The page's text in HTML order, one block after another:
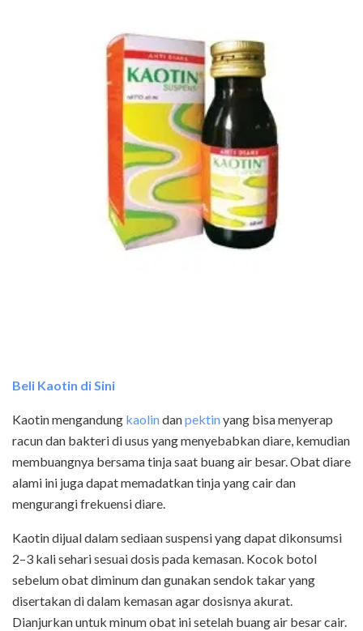
Beli Kaotin di Sini
Kaotin mengandung kaolindanpektinyang bisa menyerap
racun dan bakteri di usus yang menyebabkan diare, kemudian
membuangnya bersama tinja saat buang air besar. Obat diare
alami ini juga dapat memadatkan tinja yang cair dan
mengurangi frekuensi diare.
Kaotin dijual dalam sediaan suspensi yang dapat dikonsumsi
2–3 kali sehari sesuai dosis pada kemasan. Kocok botol
sebelum obat diminum dan gunakan sendok takar yang
disertakan di dalam kemasan agar dosisnya akurat.
Dianjurkan untuk minum obat ini setelah buang air besar cair.